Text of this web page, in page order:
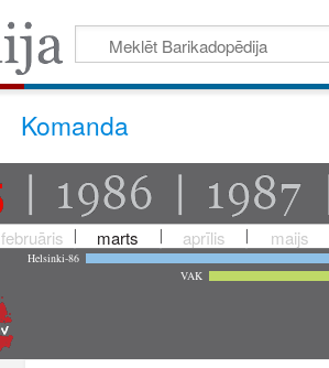
Komanda
februāris marts aprīlis maijs
Helsinki-86
VAK